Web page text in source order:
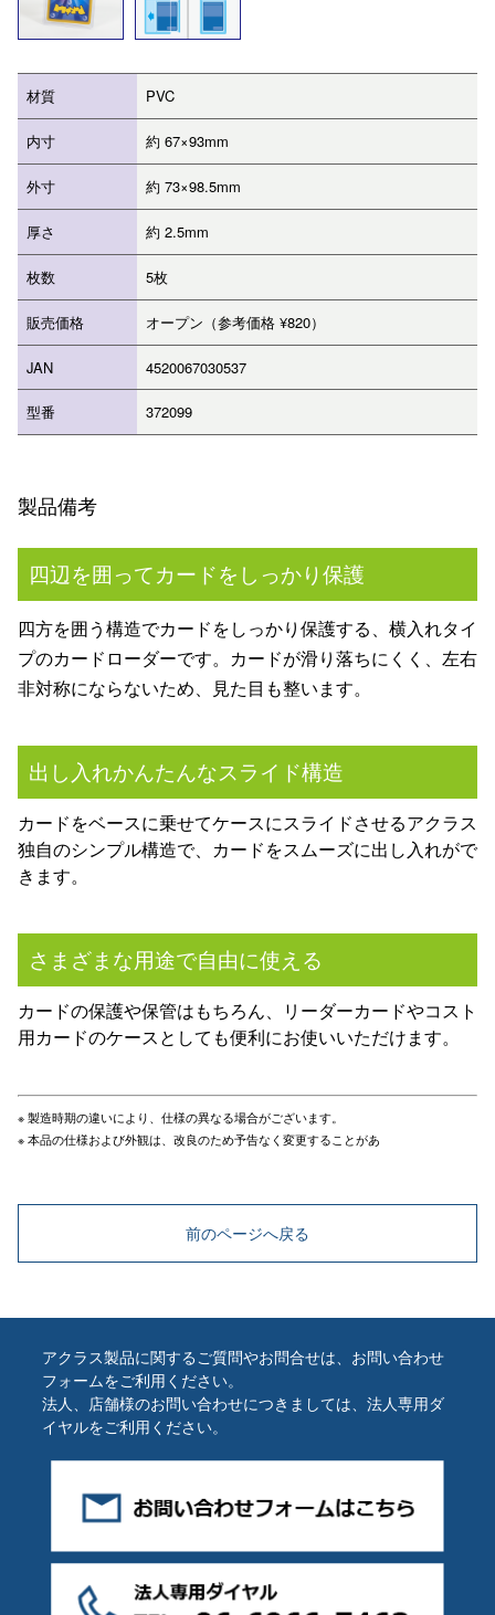
材質 PVC
内寸 約 67×93mm
外寸 約 73×98.5mm
厚さ 約 2.5mm
枚数 5枚
販売価格 オープン（参考価格 ¥820）
JAN 4520067030537
型番 372099
製品備考
四辺を囲ってカードをしっかり保護
四方を囲う構造でカードをしっかり保護する、横入れタイ
プのカードローダーです。カードが滑り落ちにくく、左右
非対称にならないため、見た目も整います。
出し入れかんたんなスライド構造
カードをベースに乗せてケースにスライドさせるアクラス
独自のシンプル構造で、カードをスムーズに出し入れがで
きます。
さまざまな用途で自由に使える
カードの保護や保管はもちろん、リーダーカードやコスト
用カードのケースとしても便利にお使いいただけます。
※ 製造時期の違いにより、仕様の異なる場合がございます。
※ 本品の仕様および外観は、改良のため予告なく変更することがあ
前のページへ戻る
アクラス製品に関するご質問やお問合せは、お問い合わせ
フォームをご利用ください。
法人、店舗様のお問い合わせにつきましては、法人専用ダ
イヤルをご利用ください。